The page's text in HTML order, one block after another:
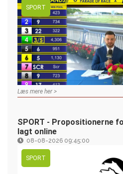
SPORT
Læs mere her >
SPORT - Propositionerne
lagt online
08-08-2026 09:45:00
SPORT